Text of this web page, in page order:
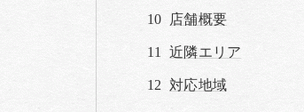
店舗概要
近隣エリア
対応地域